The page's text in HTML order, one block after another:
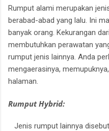
Rumput alami merupakan
berabad-abad yang lalu. Ini
banyak orang. Kekurangan
membutuhkan perawatan
rumput jenis lainnya. Anda
mengaerasinya,
halaman.
Rumput Hybrid:
Jenis rumput lainnya